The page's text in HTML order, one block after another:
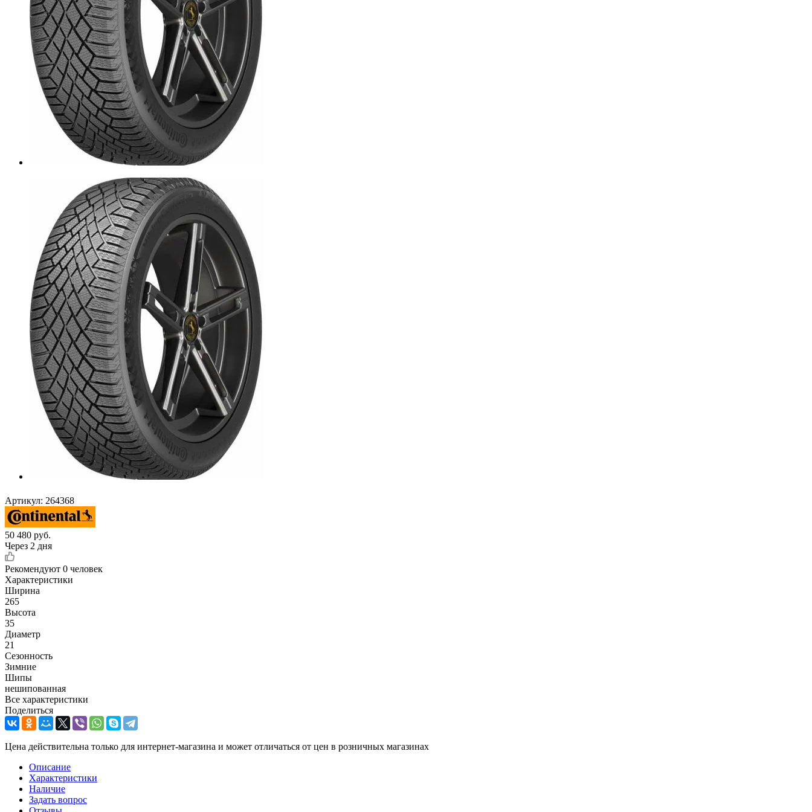
Артикул: 264368
50 480 руб.
Через 2 дня
Рекомендуют 0 человек
Характеристики
Ширина
265
Высота
35
Диаметр
21
Сезонность
Зимние
Шипы
нешипованная
Все характеристики
Поделиться
Цена действительна только для интернет-магазина и может отличаться от цен в розничных магазинах
Описание
Характеристики
Наличие
Задать вопрос